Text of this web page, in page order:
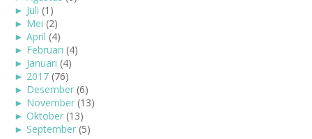
► Juli (1)
► Mei (2)
► April (4)
► Februari (4)
► Januari (4)
► 2017 (76)
► Desember (6)
► November (13)
► Oktober (13)
► September (5)